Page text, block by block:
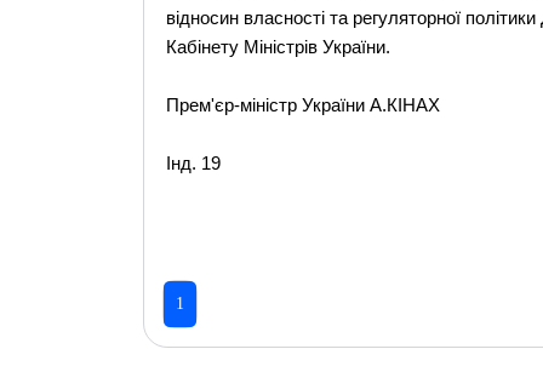
відносин власності та регуляторної
Кабінету Міністрів України.
Прем'єр-міністр України А.КІНАХ
Інд. 19
1